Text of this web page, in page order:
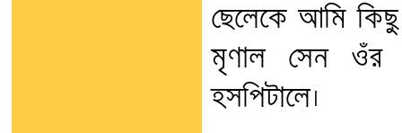
ছেলেকে আমি
মৃণাল সেন ওঁর
হসপিটালে।